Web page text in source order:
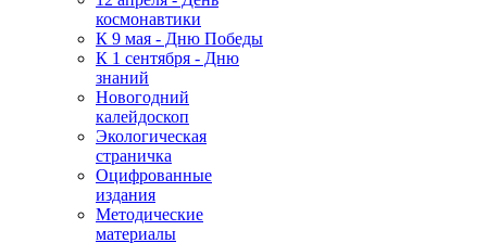
космонавтики
К 9 мая - Дню Победы
К 1 сентября - Дню
знаний
Новогодний
калейдоскоп
Экологическая
страничка
Оцифрованные
издания
Методические
материалы